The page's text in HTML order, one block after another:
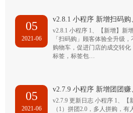
05
2021-06
v2.8.1 小程序 新增扫码
v2.8.1 小程序 1、【新增】新
「扫码购」顾客体验全升级
购物车，促进门店的成交转
标签，标签包…
05
2021-06
v2.7.9 小程序 新增团团
v2.7.9 更新日志 小程序 1、
（1）拼团2.0，多人拼购，